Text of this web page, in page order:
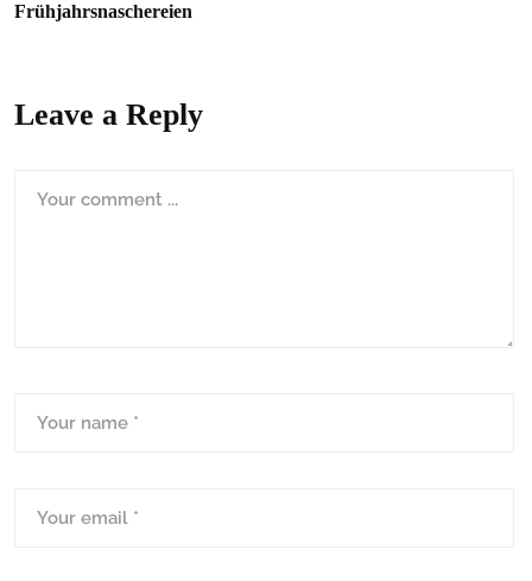
Frühjahrsnaschereien
Leave a Reply